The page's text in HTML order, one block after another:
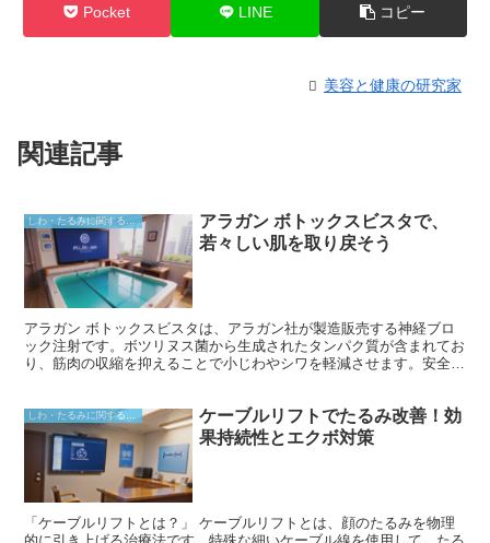
Pocket LINE コピー
美容と健康の研究家
関連記事
アラガン ボトックスビスタで、
若々しい肌を取り戻そう
アラガン ボトックスビスタは、アラガン社が製造販売する神経ブロ
ック注射です。ボツリヌス菌から生成されたタンパク質が含まれてお
り、筋肉の収縮を抑えることで小じわやシワを軽減させます。安全か
ケーブルリフトでたるみ改善！効
果持続性とエクボ対策
「ケーブルリフトとは？」 ケーブルリフトとは、顔のたるみを物理